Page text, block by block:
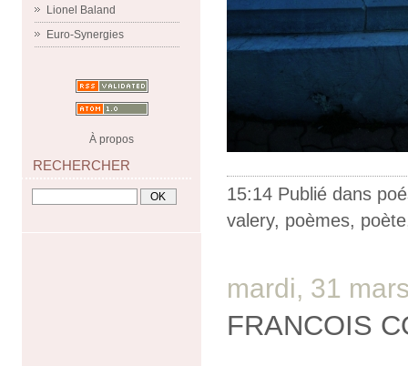
Lionel Baland
Euro-Synergies
À propos
RECHERCHER
15:14 Publié dans
valery, poèmes, poète
mardi, 31
FRANCOIS